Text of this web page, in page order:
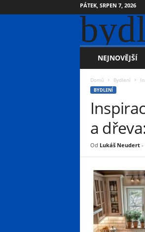
PÁTEK, SRPEN 7, 2026
NEJNOVĚJŠÍ
Domů Bydlení
BYDLENÍ
a
Od Lukáš Neudert-